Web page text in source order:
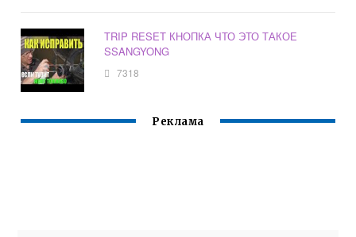
TRIP RESET КНОПКА ЧТО ЭТО ТАКОЕ
SSANGYONG
7318
Реклама